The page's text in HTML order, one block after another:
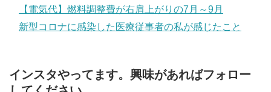
【電気代】燃料調整費が右肩上がりの7月～9月
新型コロナに感染した医療従事者の私が感じたこと
インスタやってます。興味があればフォロー